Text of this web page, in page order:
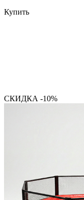
Купить
СКИДКА -10%